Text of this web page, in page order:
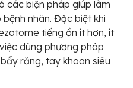
các biện pháp giúp làm
nhân. Đặc biệt khi
tiếng ồn ít hơn, ít
dùng phương pháp
răng, tay khoan siêu